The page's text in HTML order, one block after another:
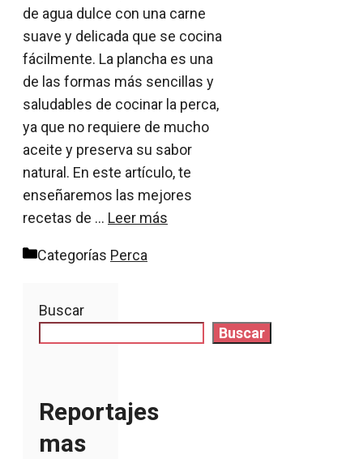
de agua dulce con una carne
suave y delicada que se cocina
fácilmente. La plancha es una
de las formas más sencillas y
saludables de cocinar la perca,
ya que no requiere de mucho
aceite y preserva su sabor
natural. En este artículo, te
enseñaremos las mejores
recetas de … Leer más
Categorías Perca
Buscar
Buscar
Reportajes
mas